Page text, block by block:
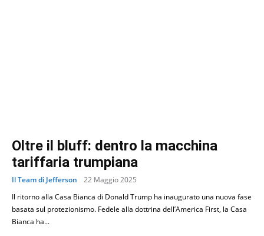
Oltre il bluff: dentro la macchina
tariffaria trumpiana
Il Team di Jefferson
22 Maggio 2025
Il ritorno alla Casa Bianca di Donald Trump ha inaugurato una nuova fase
basata sul protezionismo. Fedele alla dottrina dell’America First, la Casa
Bianca ha...